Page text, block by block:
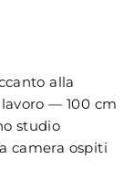
alla
— 100 cm
studio
camera ospiti